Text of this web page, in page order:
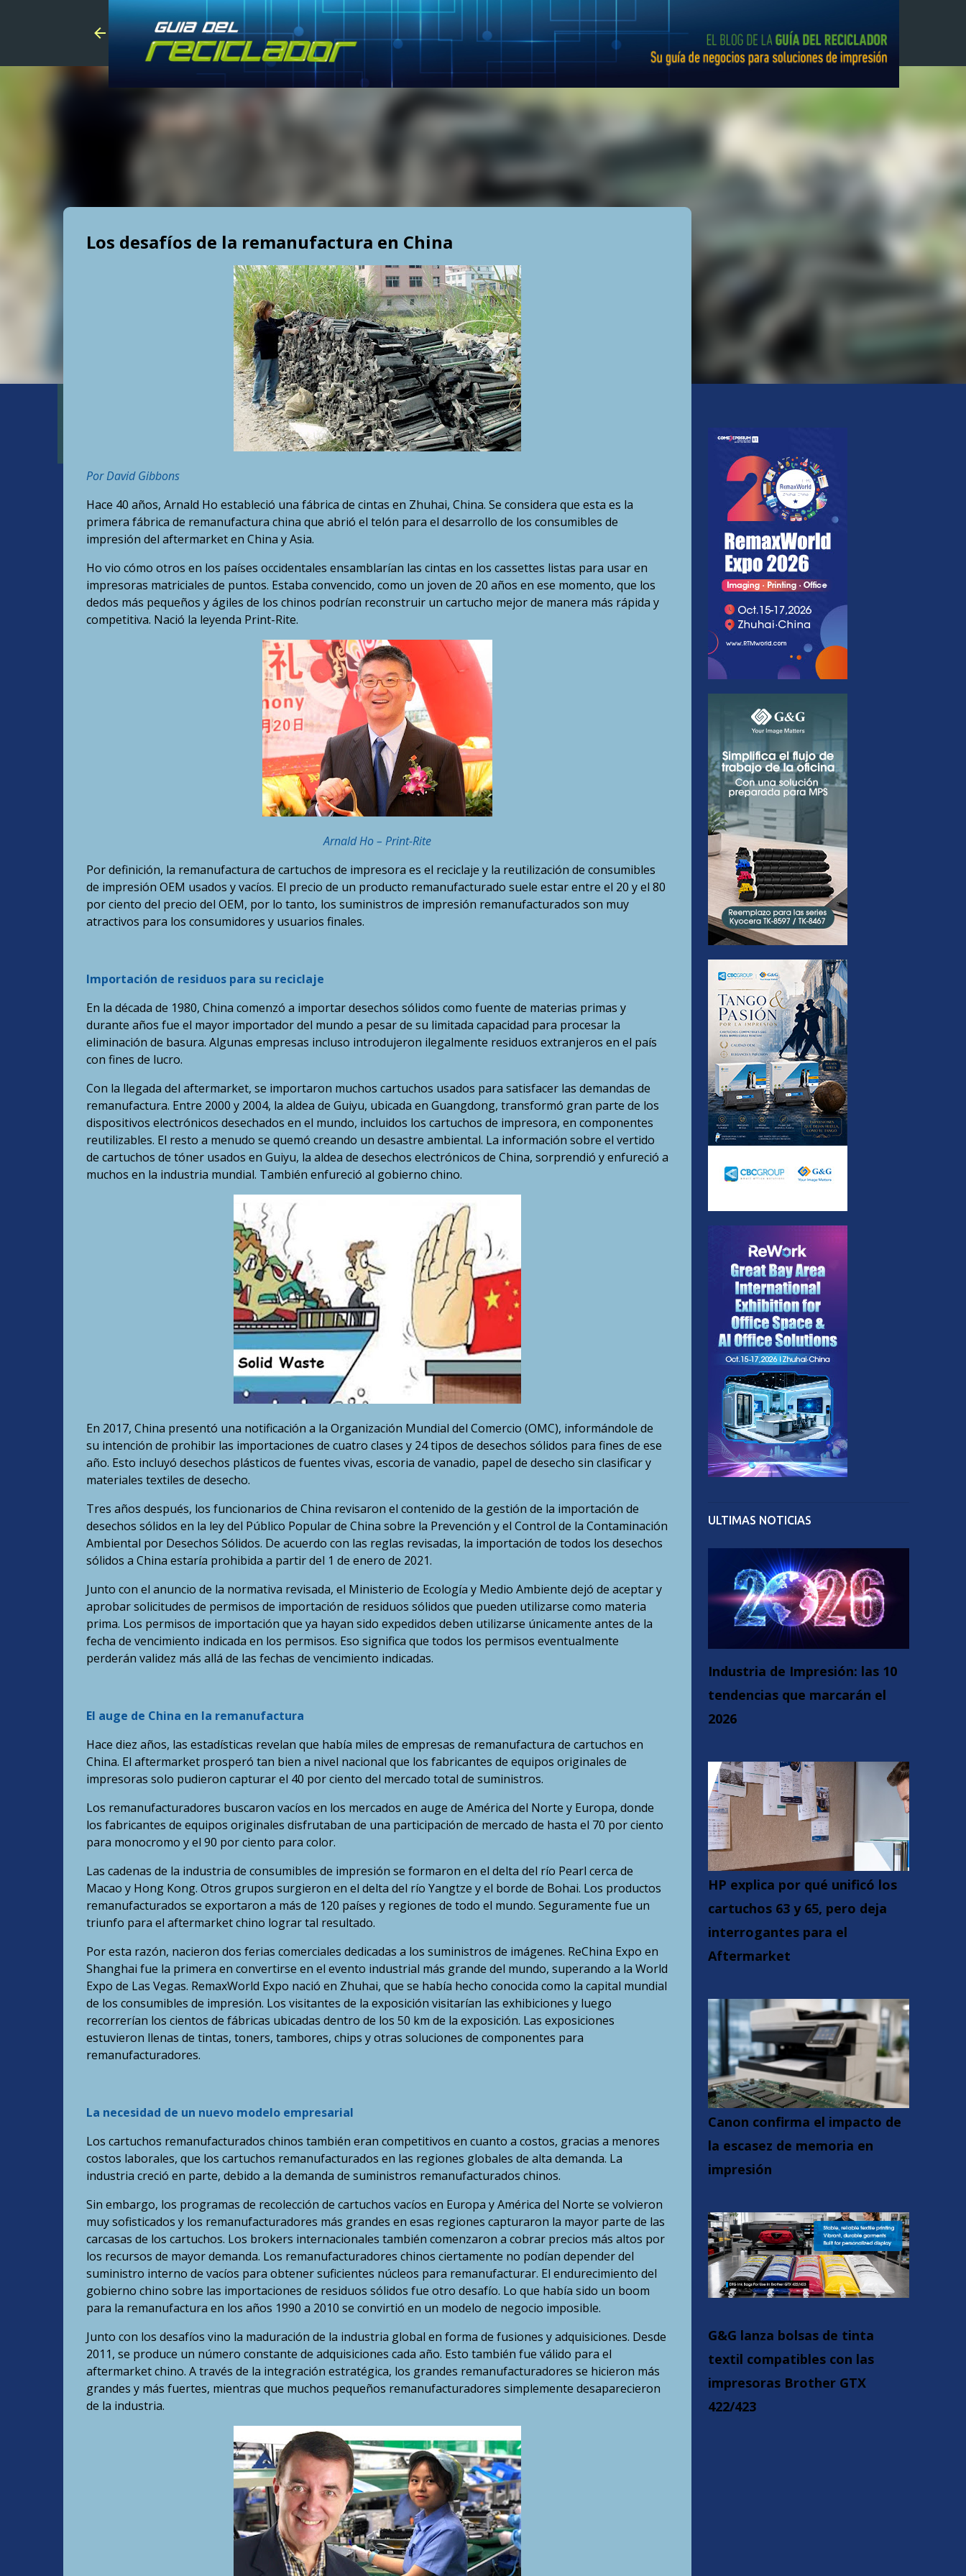
Skip to main content
Los desafíos de la remanufactura en China
Por David Gibbons
Hace 40 años, Arnald Ho estableció una fábrica de cintas en Zhuhai, China. Se considera que esta es la
primera fábrica de remanufactura china que abrió el telón para el desarrollo de los consumibles de
impresión del aftermarket en China y Asia.
Ho vio cómo otros en los países occidentales ensamblarían las cintas en los cassettes listas para usar en
impresoras matriciales de puntos. Estaba convencido, como un joven de 20 años en ese momento, que los
dedos más pequeños y ágiles de los chinos podrían reconstruir un cartucho mejor de manera más rápida y
competitiva. Nació la leyenda Print-Rite.
Arnald Ho – Print-Rite
Por definición, la remanufactura de cartuchos de impresora es el reciclaje y la reutilización de consumibles
de impresión OEM usados y vacíos. El precio de un producto remanufacturado suele estar entre el 20 y el 80
por ciento del precio del OEM, por lo tanto, los suministros de impresión remanufacturados son muy
atractivos para los consumidores y usuarios finales.
Importación de residuos para su reciclaje
En la década de 1980, China comenzó a importar desechos sólidos como fuente de materias primas y
durante años fue el mayor importador del mundo a pesar de su limitada capacidad para procesar la
eliminación de basura. Algunas empresas incluso introdujeron ilegalmente residuos extranjeros en el país
con fines de lucro.
Con la llegada del aftermarket, se importaron muchos cartuchos usados para satisfacer las demandas de
remanufactura. Entre 2000 y 2004, la aldea de Guiyu, ubicada en Guangdong, transformó gran parte de los
dispositivos electrónicos desechados en el mundo, incluidos los cartuchos de impresora, en componentes
reutilizables. El resto a menudo se quemó creando un desastre ambiental. La información sobre el vertido
de cartuchos de tóner usados en Guiyu, la aldea de desechos electrónicos de China, sorprendió y enfureció a
muchos en la industria mundial. También enfureció al gobierno chino.
En 2017, China presentó una notificación a la Organización Mundial del Comercio (OMC), informándole de
su intención de prohibir las importaciones de cuatro clases y 24 tipos de desechos sólidos para fines de ese
año. Esto incluyó desechos plásticos de fuentes vivas, escoria de vanadio, papel de desecho sin clasificar y
materiales textiles de desecho.
Tres años después, los funcionarios de China revisaron el contenido de la gestión de la importación de
desechos sólidos en la ley del Público Popular de China sobre la Prevención y el Control de la Contaminación
Ambiental por Desechos Sólidos. De acuerdo con las reglas revisadas, la importación de todos los desechos
sólidos a China estaría prohibida a partir del 1 de enero de 2021.
Junto con el anuncio de la normativa revisada, el Ministerio de Ecología y Medio Ambiente dejó de aceptar y
aprobar solicitudes de permisos de importación de residuos sólidos que pueden utilizarse como materia
prima. Los permisos de importación que ya hayan sido expedidos deben utilizarse únicamente antes de la
fecha de vencimiento indicada en los permisos. Eso significa que todos los permisos eventualmente
perderán validez más allá de las fechas de vencimiento indicadas.
El auge de China en la remanufactura
Hace diez años, las estadísticas revelan que había miles de empresas de remanufactura de cartuchos en
China. El aftermarket prosperó tan bien a nivel nacional que los fabricantes de equipos originales de
impresoras solo pudieron capturar el 40 por ciento del mercado total de suministros.
Los remanufacturadores buscaron vacíos en los mercados en auge de América del Norte y Europa, donde
los fabricantes de equipos originales disfrutaban de una participación de mercado de hasta el 70 por ciento
para monocromo y el 90 por ciento para color.
Las cadenas de la industria de consumibles de impresión se formaron en el delta del río Pearl cerca de
Macao y Hong Kong. Otros grupos surgieron en el delta del río Yangtze y el borde de Bohai. Los productos
remanufacturados se exportaron a más de 120 países y regiones de todo el mundo. Seguramente fue un
triunfo para el aftermarket chino lograr tal resultado.
Por esta razón, nacieron dos ferias comerciales dedicadas a los suministros de imágenes. ReChina Expo en
Shanghai fue la primera en convertirse en el evento industrial más grande del mundo, superando a la World
Expo de Las Vegas. RemaxWorld Expo nació en Zhuhai, que se había hecho conocida como la capital mundial
de los consumibles de impresión. Los visitantes de la exposición visitarían las exhibiciones y luego
recorrerían los cientos de fábricas ubicadas dentro de los 50 km de la exposición. Las exposiciones
estuvieron llenas de tintas, toners, tambores, chips y otras soluciones de componentes para
remanufacturadores.
La necesidad de un nuevo modelo empresarial
Los cartuchos remanufacturados chinos también eran competitivos en cuanto a costos, gracias a menores
costos laborales, que los cartuchos remanufacturados en las regiones globales de alta demanda. La
industria creció en parte, debido a la demanda de suministros remanufacturados chinos.
Sin embargo, los programas de recolección de cartuchos vacíos en Europa y América del Norte se volvieron
muy sofisticados y los remanufacturadores más grandes en esas regiones capturaron la mayor parte de las
carcasas de los cartuchos. Los brokers internacionales también comenzaron a cobrar precios más altos por
los recursos de mayor demanda. Los remanufacturadores chinos ciertamente no podían depender del
suministro interno de vacíos para obtener suficientes núcleos para remanufacturar. El endurecimiento del
gobierno chino sobre las importaciones de residuos sólidos fue otro desafío. Lo que había sido un boom
para la remanufactura en los años 1990 a 2010 se convirtió en un modelo de negocio imposible.
Junto con los desafíos vino la maduración de la industria global en forma de fusiones y adquisiciones. Desde
2011, se produce un número constante de adquisiciones cada año. Esto también fue válido para el
aftermarket chino. A través de la integración estratégica, los grandes remanufacturadores se hicieron más
grandes y más fuertes, mientras que muchos pequeños remanufacturadores simplemente desaparecieron
de la industria.
ULTIMAS NOTICIAS
Industria de Impresión: las 10
tendencias que marcarán el
2026
HP explica por qué unificó los
cartuchos 63 y 65, pero deja
interrogantes para el
Aftermarket
Canon confirma el impacto de
la escasez de memoria en
impresión
G&G lanza bolsas de tinta
textil compatibles con las
impresoras Brother GTX
422/423